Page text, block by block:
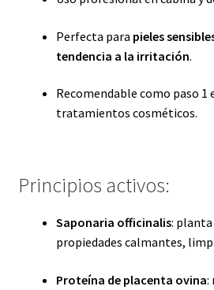
Perfecta para pieles
tendencia a la irritación.
Recomendable como paso 1
tratamientos cosméticos.
Principios activos:
Saponaria officinalis:
propiedades calmantes,
Proteína de placenta ovina: